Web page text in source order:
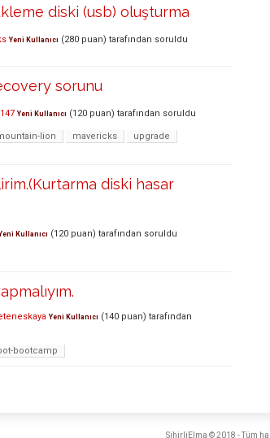
diski (usb) oluşturma
Yeni Kullanıcı (280 puan) tarafından soruldu
sorunu
Yeni Kullanıcı (120 puan) tarafından soruldu
lion mavericks
upgrade
diski hasar
Kullanıcı (120 puan) tarafından soruldu
Yeni Kullanıcı (140 puan) tarafından
bootcamp
SihirliElma © 2018 - Tüm